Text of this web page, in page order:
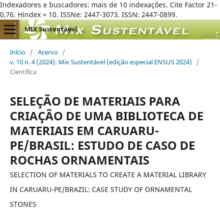
Indexadores e buscadores: mais de 10 indexações. Cite Factor 21-
0,76. Hindex = 10. ISSNe: 2447-3073. ISSN: 2447-0899.
MIX Sustentável
Início / Acervo /
v. 10 n. 4 (2024): Mix Sustentável (edição especial ENSUS 2024)
/
Científica
SELEÇÃO DE MATERIAIS PARA
CRIAÇÃO DE UMA BIBLIOTECA DE
MATERIAIS EM CARUARU-
PE/BRASIL: ESTUDO DE CASO DE
ROCHAS ORNAMENTAIS
SELECTION OF MATERIALS TO CREATE A MATERIAL LIBRARY
IN CARUARU-PE/BRAZIL: CASE STUDY OF ORNAMENTAL
STONES